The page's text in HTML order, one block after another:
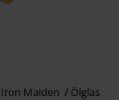
Iron Maiden Ölglas